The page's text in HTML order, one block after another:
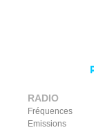
RADIO
Fréquences
Emissions